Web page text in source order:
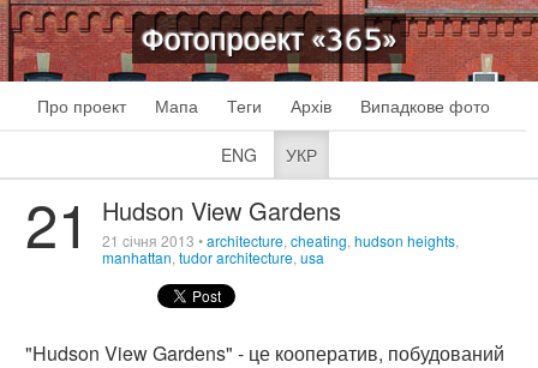
Фотопроект «365»
Про проект Мапа Теги Архів Випадкове фото
ENG УКР
21 Hudson View Gardens
21 cічня 2013 •architecture cheating hudson heights
manhattan tudor architecture usa
"Hudson View Gardens" - це кооператив, побудований